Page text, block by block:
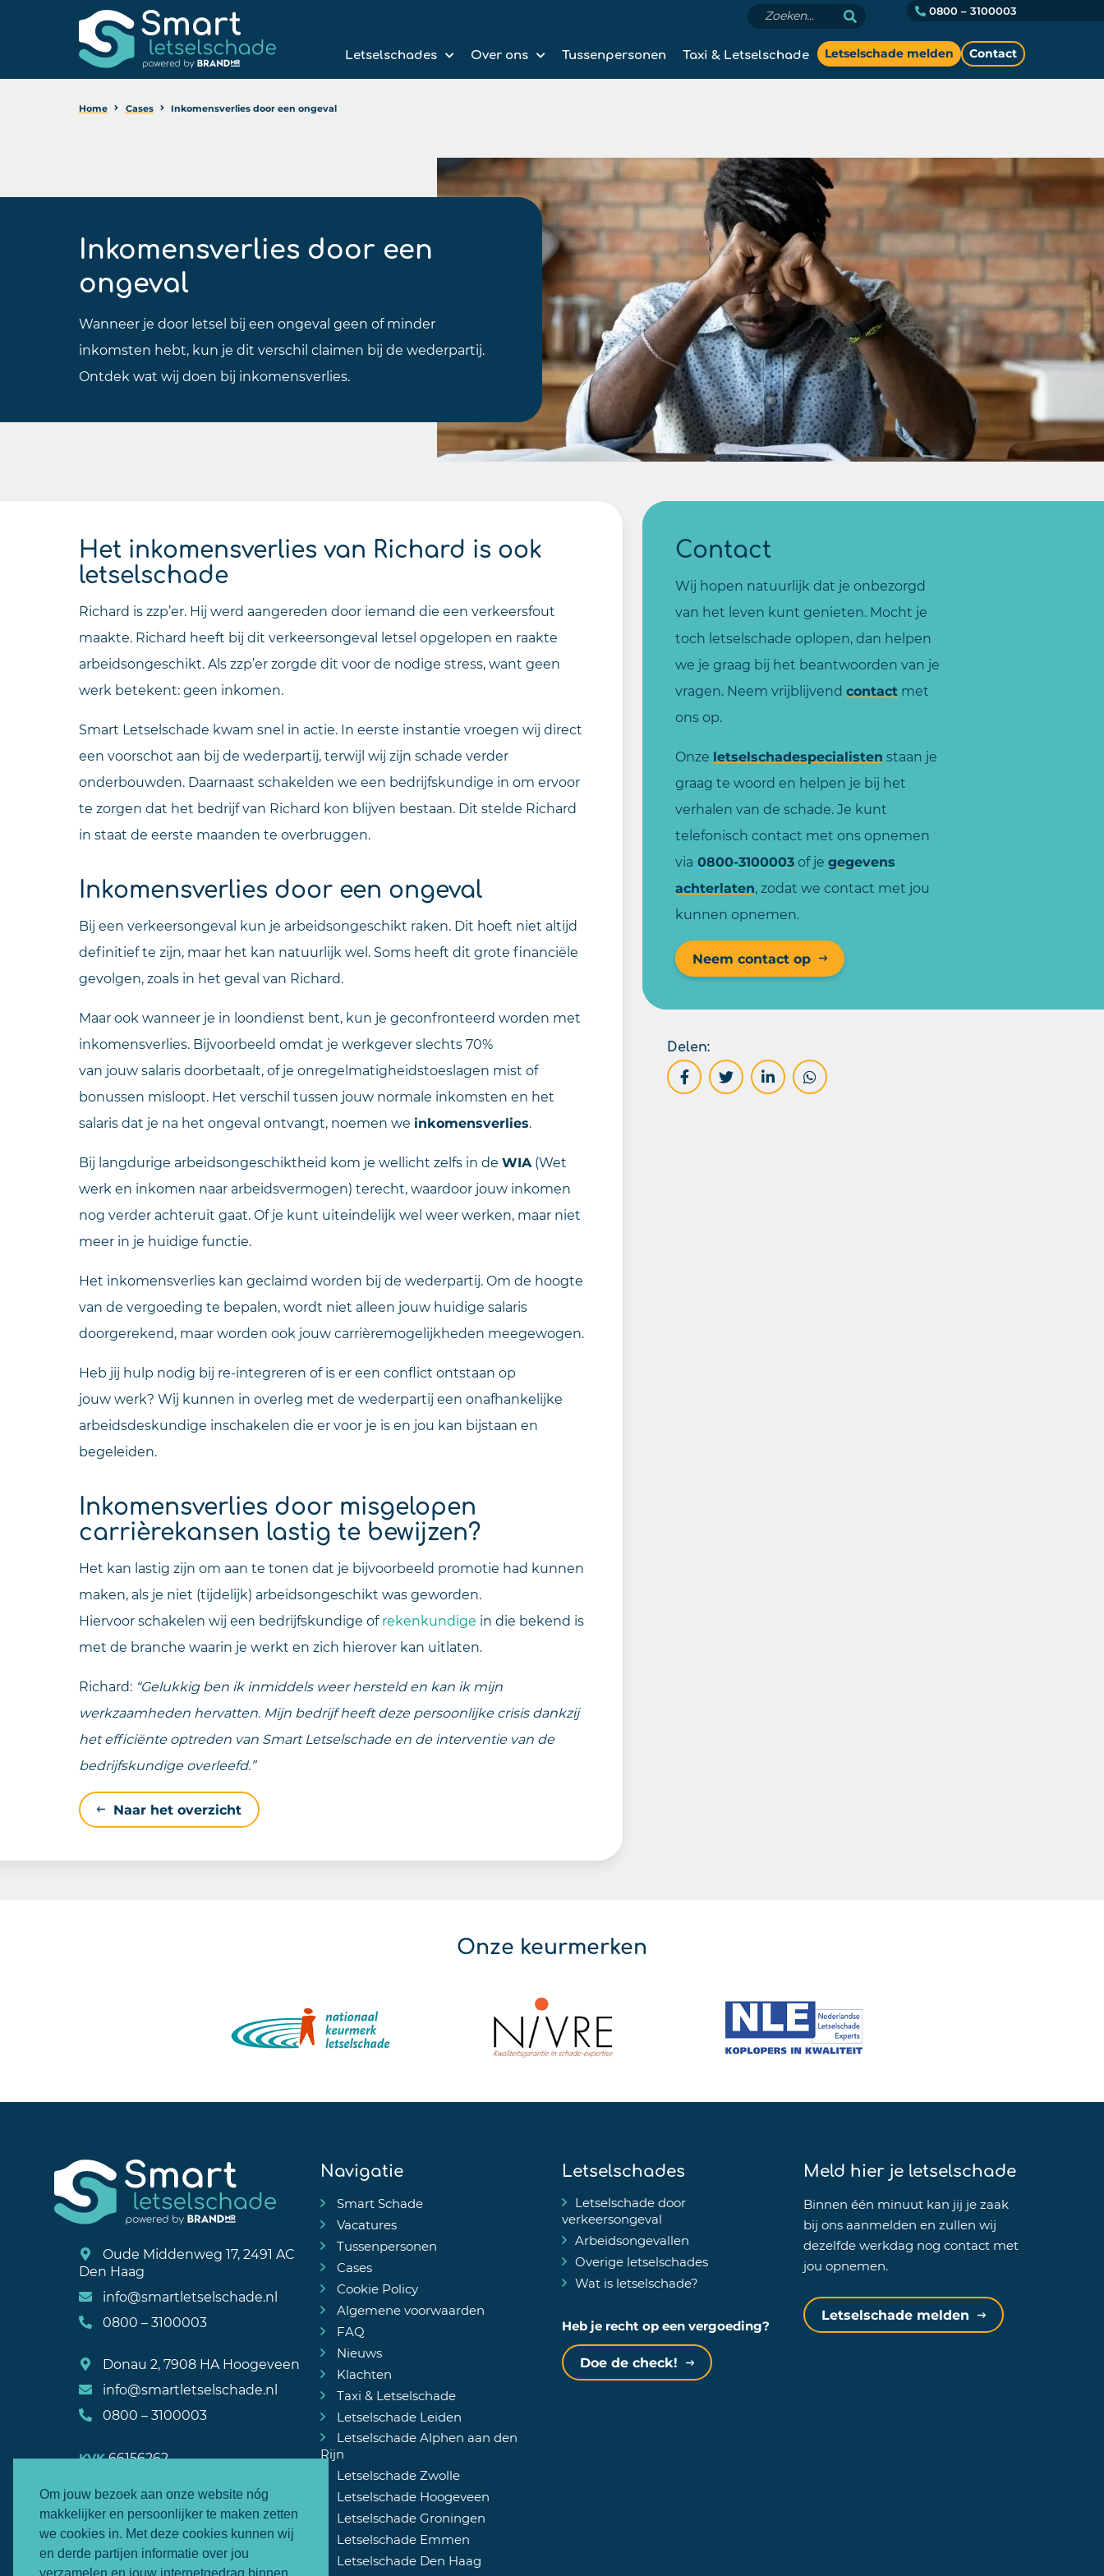
Om jouw bezoek aan onze website nóg
makkelijker en persoonlijker te maken zetten
we cookies in. Met deze cookies kunnen wij
en derde partijen informatie over jou
0800 – 3100003
Letselschades Over ons Tussenpersonen Taxi & Letselschade Letselschade melden Contact
Home Cases Inkomensverlies door een ongeval
Inkomensverlies door een
ongeval
Wanneer je door letsel bij een ongeval geen of minder
inkomsten hebt, kun je dit verschil claimen bij de wederpartij.
Ontdek wat wij doen bij inkomensverlies.
Het inkomensverlies van Richard is ook
letselschade
Richard is zzp’er. Hij werd aangereden door iemand die een verkeersfout
maakte. Richard heeft bij dit verkeersongeval letsel opgelopen en raakte
arbeidsongeschikt. Als zzp’er zorgde dit voor de nodige stress, want geen
werk betekent: geen inkomen.
Smart Letselschade kwam snel in actie. In eerste instantie vroegen wij direct
een voorschot aan bij de wederpartij, terwijl wij zijn schade verder
onderbouwden. Daarnaast schakelden we een bedrijfskundige in om ervoor
te zorgen dat het bedrijf van Richard kon blijven bestaan. Dit stelde Richard
in staat de eerste maanden te overbruggen.
Inkomensverlies door een ongeval
Bij een verkeersongeval kun je arbeidsongeschikt raken. Dit hoeft niet altijd
definitief te zijn, maar het kan natuurlijk wel. Soms heeft dit grote financiële
gevolgen, zoals in het geval van Richard.
Maar ook wanneer je in loondienst bent, kun je geconfronteerd worden met
inkomensverlies. Bijvoorbeeld omdat je werkgever slechts 70%
van jouw salaris doorbetaalt, of je onregelmatigheidstoeslagen mist of
bonussen misloopt. Het verschil tussen jouw normale inkomsten en het
salaris dat je na het ongeval ontvangt, noemen we inkomensverlies.
Bij langdurige arbeidsongeschiktheid kom je wellicht zelfs in de WIA (Wet
werk en inkomen naar arbeidsvermogen) terecht, waardoor jouw inkomen
nog verder achteruit gaat. Of je kunt uiteindelijk wel weer werken, maar niet
meer in je huidige functie.
Het inkomensverlies kan geclaimd worden bij de wederpartij. Om de hoogte
van de vergoeding te bepalen, wordt niet alleen jouw huidige salaris
doorgerekend, maar worden ook jouw carrièremogelijkheden meegewogen.
Heb jij hulp nodig bij re-integreren of is er een conflict ontstaan op
jouw werk? Wij kunnen in overleg met de wederpartij een onafhankelijke
arbeidsdeskundige inschakelen die er voor je is en jou kan bijstaan en
begeleiden.
Inkomensverlies door misgelopen
carrièrekansen lastig te bewijzen?
Het kan lastig zijn om aan te tonen dat je bijvoorbeeld promotie had kunnen
maken, als je niet (tijdelijk) arbeidsongeschikt was geworden.
Hiervoor schakelen wij een bedrijfskundige ofrekenkundige in die bekend is
met de branche waarin je werkt en zich hierover kan uitlaten.
Richard: “Gelukkig ben ik inmiddels weer hersteld en kan ik mijn
werkzaamheden hervatten. Mijn bedrijf heeft deze persoonlijke crisis dankzij
het efficiënte optreden van Smart Letselschade en de interventie van de
bedrijfskundige overleefd.”
Naar het overzicht
Contact
Wij hopen natuurlijk dat je onbezorgd
van het leven kunt genieten. Mocht je
toch letselschade oplopen, dan helpen
we je graag bij het beantwoorden van je
vragen. Neem vrijblijvend contact met
ons op.
Onze letselschadespecialisten staan je
graag te woord en helpen je bij het
verhalen van de schade. Je kunt
telefonisch contact met ons opnemen
via 0800-3100003of je gegevens
achterlaten, zodat we contact met jou
kunnen opnemen.
Neem contact op
Delen:
Onze keurmerken
Oude Middenweg 17, 2491 AC
Den Haag
info@smartletselschade.nl
0800 – 3100003
Donau 2, 7908 HA Hoogeveen
info@smartletselschade.nl
0800 – 3100003
KVK66156262
Navigatie
Smart Schade
Vacatures
Tussenpersonen
Cases
Cookie Policy
Algemene voorwaarden
FAQ
Nieuws
Klachten
Taxi & Letselschade
Letselschade Leiden
Letselschade Alphen aan den
Rijn
Letselschade Zwolle
Letselschade Hoogeveen
Letselschade Groningen
Letselschade Emmen
Letselschade Den Haag
Letselschades
Letselschade door
verkeersongeval
Arbeidsongevallen
Overige letselschades
Wat is letselschade?
Heb je recht op een vergoeding?
Doe de check!
Meld hier je letselschade
Binnen één minuut kan jij je zaak
bij ons aanmelden en zullen wij
dezelfde werkdag nog contact met
jou opnemen.
Letselschade melden